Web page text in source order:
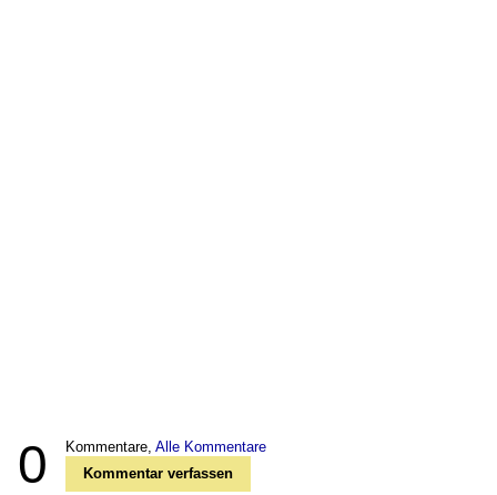
0 Kommentare, Alle Kommentare
Kommentar verfassen